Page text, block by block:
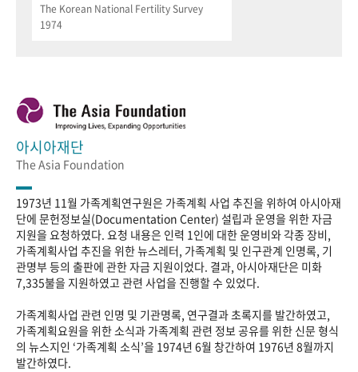
The Korean National Fertility Survey
1974
아시아재단
The Asia Foundation
1973년 11월 가족계획연구원은 가족계획 사업 추진을 위하여 아시아재
단에 문헌정보실(Documentation Center) 설립과 운영을 위한 자금
지원을 요청하였다. 요청 내용은 인력 1인에 대한 운영비와 각종 장비,
가족계획사업 추진을 위한 뉴스레터, 가족계획 및 인구관계 인명록, 기
관명부 등의 출판에 관한 자금 지원이었다. 결과, 아시아재단은 미화
7,335불을 지원하였고 관련 사업을 진행할 수 있었다.
가족계획사업 관련 인명 및 기관명록, 연구결과 초록지를 발간하였고,
가족계획요원을 위한 소식과 가족계획 관련 정보 공유를 위한 신문 형식
의 뉴스지인 ‘가족계획 소식’을 1974년 6월 창간하여 1976년 8월까지
발간하였다.